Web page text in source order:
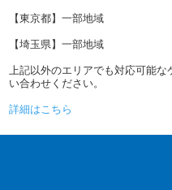
【東京都】一部地域
【埼玉県】一部地域
上記以外のエリアでも対応可能
い合わせください。
詳細はこちら